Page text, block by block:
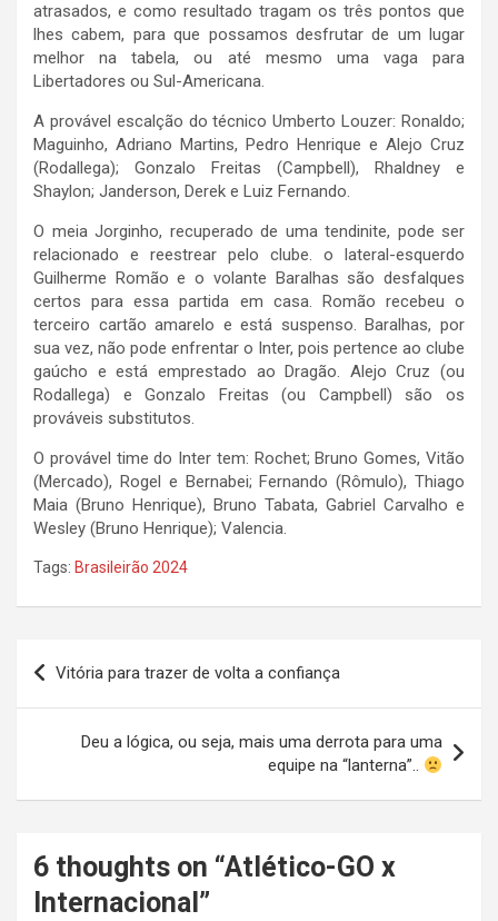
atrasados, e como resultado tragam os três pontos que
lhes cabem, para que possamos desfrutar de um lugar
melhor na tabela, ou até mesmo uma vaga para
Libertadores ou Sul-Americana.
A provável escalção do técnico Umberto Louzer: Ronaldo;
Maguinho, Adriano Martins, Pedro Henrique e Alejo Cruz
(Rodallega); Gonzalo Freitas (Campbell), Rhaldney e
Shaylon; Janderson, Derek e Luiz Fernando.
O meia Jorginho, recuperado de uma tendinite, pode ser
relacionado e reestrear pelo clube. o lateral-esquerdo
Guilherme Romão e o volante Baralhas são desfalques
certos para essa partida em casa. Romão recebeu o
terceiro cartão amarelo e está suspenso. Baralhas, por
sua vez, não pode enfrentar o Inter, pois pertence ao clube
gaúcho e está emprestado ao Dragão. Alejo Cruz (ou
Rodallega) e Gonzalo Freitas (ou Campbell) são os
prováveis substitutos.
O provável time do Inter tem: Rochet; Bruno Gomes, Vitão
(Mercado), Rogel e Bernabei; Fernando (Rômulo), Thiago
Maia (Bruno Henrique), Bruno Tabata, Gabriel Carvalho e
Wesley (Bruno Henrique); Valencia.
Tags: Brasileirão 2024
Navegação
de
Vitória para trazer de volta a confiança
Deu a lógica, ou seja, mais uma derrota para uma
equipe na “lanterna”..
6 thoughts on “Atlético-GO x
Internacional ”